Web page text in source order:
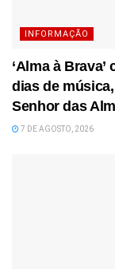
INFORMAÇÃO
‘Alma à
dias de
Senhor das
7 DE AGOSTO, 2026